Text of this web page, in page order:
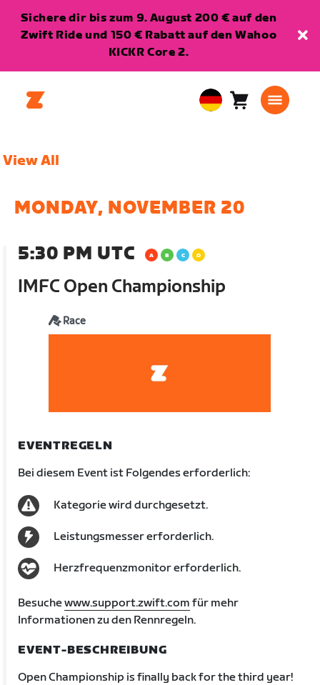
Sichere dir bis zum 9. August 200 € auf den
Zwift Ride und 150 € Rabatt auf den Wahoo
KICKR Core 2.
EuropeanWarenkorb
View All
MONDAY, NOVEMBER 20
5:30 PM UTC
IMFC Open Championship
Race
EVENTREGELN
Bei diesem Event ist Folgendes erforderlich:
Kategorie wird durchgesetzt.
Leistungsmesser erforderlich.
Herzfrequenzmonitor erforderlich.
Besuchewww.support.zwift.com für mehr
Informationen zu den Rennregeln.
EVENT-BESCHREIBUNG
Open Championship is finally back for the third year!